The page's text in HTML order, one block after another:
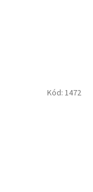
Kód: 1472